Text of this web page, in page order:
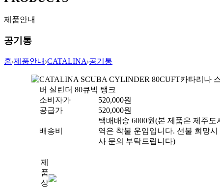
제품안내
공기통
홈 제품안내 CATALINA 공기통
CATALINA SCUBA CYLINDER 80CUFT카타리나
버 실린더 80큐빅 탱크
소비자가
520,000원
공급가
520,000원
배송비
택배배송 6000원(본 제품은 제주도
역은 착불 운임입니다. 선불 희망시
사 문의 부탁드립니다)
제
품
상